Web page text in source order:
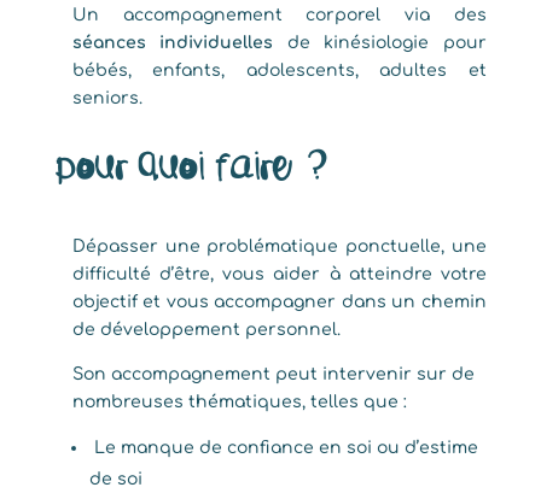
Un accompagnement corporel via des
séances individuelles de kinésiologie pour
bébés, enfants, adolescents, adultes et
seniors.
Pour quoi faire ?
Dépasser une problématique ponctuelle, une
difficulté d’être, vous aider à atteindre votre
objectif et vous accompagner dans un chemin
de développement personnel.
Son accompagnement peut intervenir sur de
nombreuses thématiques, telles que :
Le manque de confiance en soi ou d’estime
de soi